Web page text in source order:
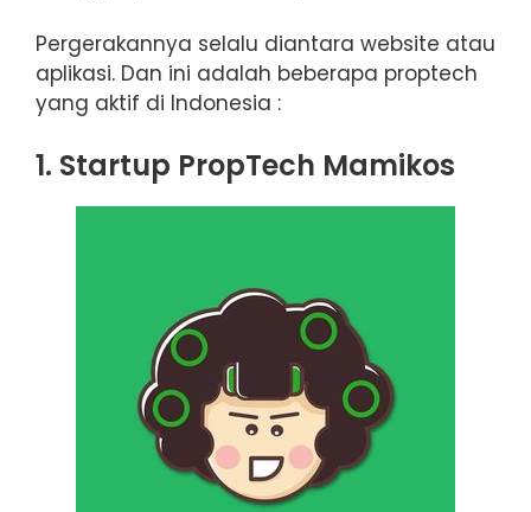
Pergerakannya selalu diantara website atau
aplikasi. Dan ini adalah beberapa proptech
yang aktif di Indonesia :
1. Startup PropTech Mamikos